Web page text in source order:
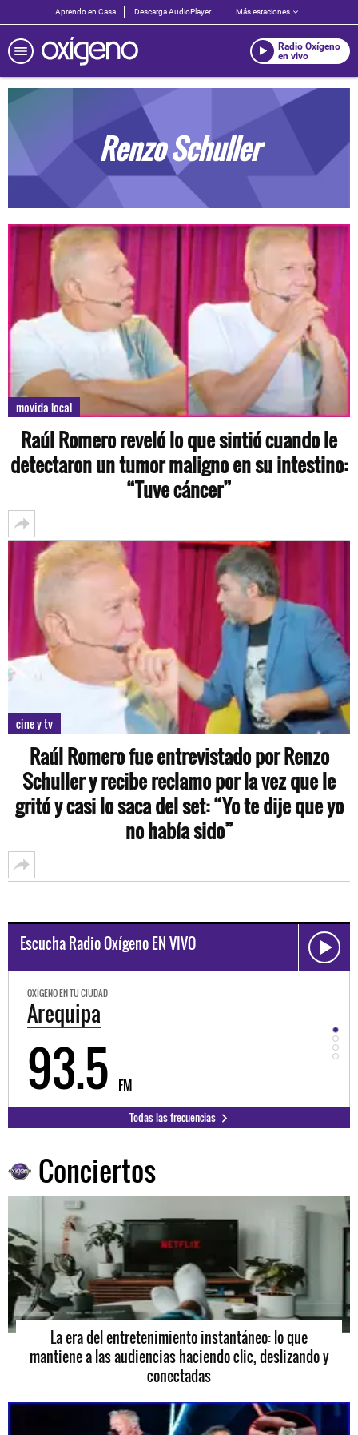
Aprendo en Casa Descarga AudioPlayer Más estaciones
Radio Oxígeno
en vivo
Renzo Schuller
movida local
Raúl Romero reveló lo que sintió cuando le
detectaron un tumor maligno en su intestino:
“Tuve cáncer”
cine y tv
Raúl Romero fue entrevistado por Renzo
Schuller y recibe reclamo por la vez que le
gritó y casi lo saca del set: “Yo te dije que yo
no había sido”
Escucha Radio Oxígeno EN VIVO
98.3
Todas las frecuencias
Conciertos
La era del entretenimiento instantáneo: lo que
mantiene a las audiencias haciendo clic, deslizando y
conectadas